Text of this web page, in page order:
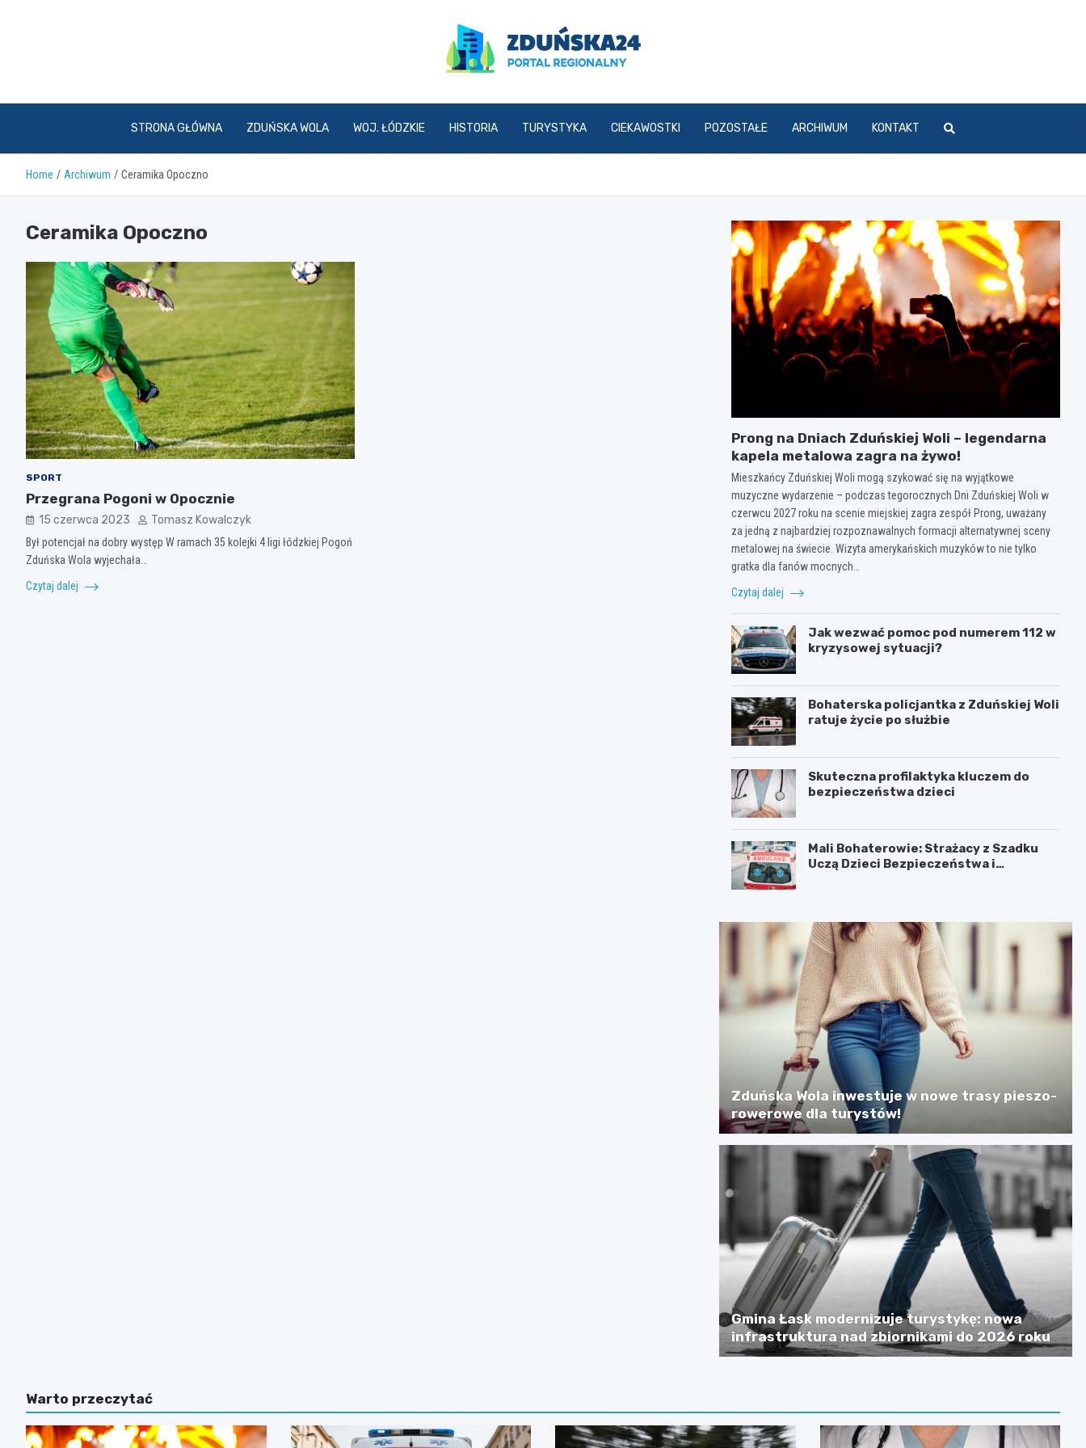
zdunska24.pl
STRONA GŁÓWNA ZDUŃSKA WOLA WOJ. ŁÓDZKIE HISTORIA TURYSTYKA CIEKAWOSTKI POZOSTAŁE ARCHIWUM KONTAKT
Home Archiwum Ceramika Opoczno
Ceramika Opoczno
SPORT
Przegrana Pogoni w Opocznie
15 czerwca 2023 Tomasz Kowalczyk
Był potencjał na dobry występ W ramach 35 kolejki 4 ligi łódzkiej Pogoń
Zduńska Wola wyjechała…
Czytaj dalej
Prong na Dniach Zduńskiej Woli – legendarna
kapela metalowa zagra na żywo!
Mieszkańcy Zduńskiej Woli mogą szykować się na wyjątkowe
muzyczne wydarzenie – podczas tegorocznych Dni Zduńskiej Woli w
czerwcu 2027 roku na scenie miejskiej zagra zespół Prong, uważany
za jedną z najbardziej rozpoznawalnych formacji alternatywnej sceny
metalowej na świecie. Wizyta amerykańskich muzyków to nie tylko
gratka dla fanów mocnych…
Czytaj dalej
Jak wezwać pomoc pod numerem 112 w
kryzysowej sytuacji?
Bohaterska policjantka z Zduńskiej Woli
ratuje życie po służbie
Skuteczna profilaktyka kluczem do
bezpieczeństwa dzieci
Mali Bohaterowie: Strażacy z Szadku
Uczą Dzieci Bezpieczeństwa i
Zduńska Wola inwestuje w nowe trasy pieszo-
rowerowe dla turystów!
Gmina Łask modernizuje turystykę: nowa
infrastruktura nad zbiornikami do 2026 roku
Warto przeczytać